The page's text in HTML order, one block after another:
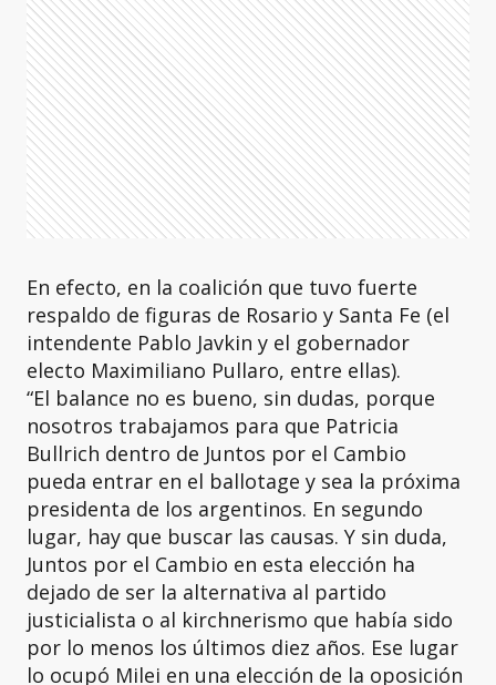
En efecto, en la coalición que tuvo fuerte
respaldo de figuras de Rosario y Santa Fe (el
intendente Pablo Javkin y el gobernador
electo Maximiliano Pullaro, entre ellas).
“El balance no es bueno, sin dudas, porque
nosotros trabajamos para que Patricia
Bullrich dentro de Juntos por el Cambio
pueda entrar en el ballotage y sea la próxima
presidenta de los argentinos. En segundo
lugar, hay que buscar las causas. Y sin duda,
Juntos por el Cambio en esta elección ha
dejado de ser la alternativa al partido
justicialista o al kirchnerismo que había sido
por lo menos los últimos diez años. Ese lugar
lo ocupó Milei en una elección de la oposición